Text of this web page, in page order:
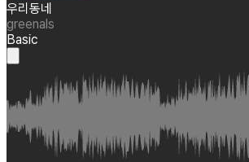
우리동네
greenals
Basic